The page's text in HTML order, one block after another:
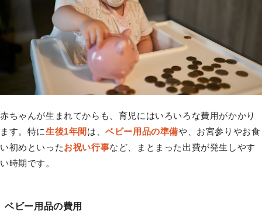
赤ちゃんが生まれてからも、育児にはいろいろな費用がかかり
ます。特に生後1年間 は、ベビー用品の準備や、お宮参りやお食
い初めといったお祝い行事など、まとまった出費が発生しやす
い時期です。
ベビー用品の費用